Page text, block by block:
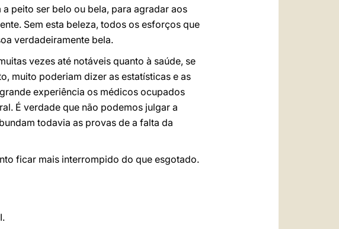
peito ser belo ou bela, para agradar aos
Sem esta beleza, todos os esforços que
verdadeiramente bela.
vezes até notáveis quanto à saúde, se
muito poderiam dizer as estatísticas e as
experiência os médicos ocupados
É verdade que não podemos julgar a
todavia as provas de a falta da
ficar mais interrompido do que esgotado.